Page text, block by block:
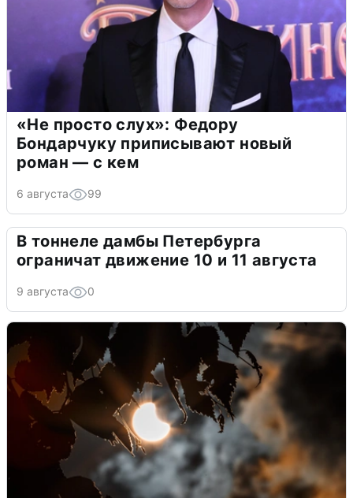
«Не просто слух»: Федору
Бондарчуку приписывают новый
роман — с кем
6 августа 99
В тоннеле дамбы Петербурга
ограничат движение 10 и 11 августа
9 августа 0